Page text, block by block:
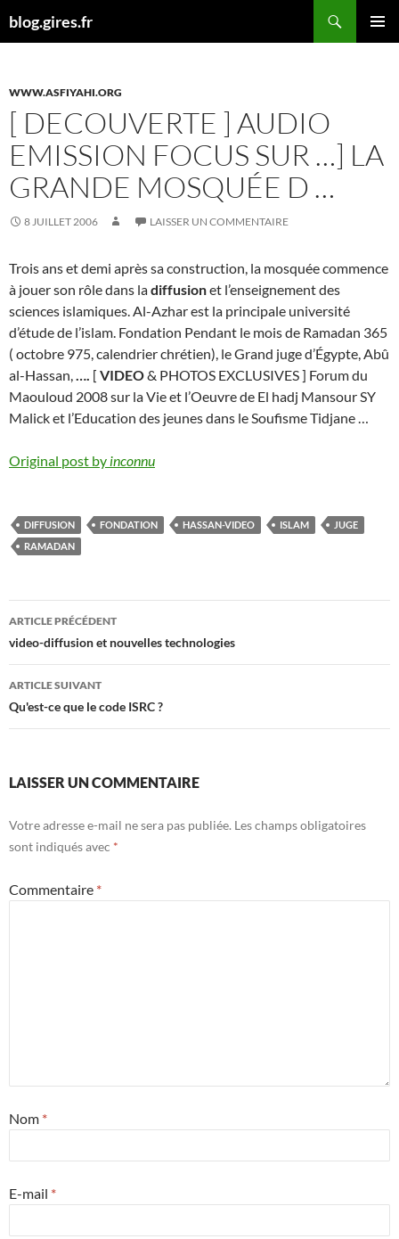
aublog.gires.fr
WWW.ASFIYAHI.ORG
[ DECOUVERTE ] AUDIO
EMISSION FOCUS SUR …] LA
GRANDE MOSQUÉE D …
8 JUILLET 2006 LAISSER UN COMMENTAIRE
Trois ans et demi après sa construction, la mosquée commence
à jouer son rôle dans ladiffusionet l’enseignement des
sciences islamiques. Al-Azhar est la principale université
d’étude de l’islam. Fondation Pendant le mois de Ramadan 365
( octobre 975, calendrier chrétien), le Grand juge d’Égypte, Abû
al-Hassan,…. [ VIDEO& PHOTOS EXCLUSIVES ] Forum du
Maouloud 2008 sur la Vie et l’Oeuvre de El hadj Mansour SY
Malick et l’Education des jeunes dans le Soufisme Tidjane …
Original post by inconnu
DIFFUSION FONDATION HASSAN-VIDEO ISLAM
JUGE
RAMADAN
Navigation
des
articles
ARTICLE PRÉCÉDENT
video-diffusion et nouvelles technologies
ARTICLE SUIVANT
Qu'est-ce que le code ISRC ?
LAISSER UN COMMENTAIRE
Votre adresse e-mail ne sera pas publiée. Les champs obligatoires
sont indiqués avec *
Commentaire *
Nom *
E-mail *